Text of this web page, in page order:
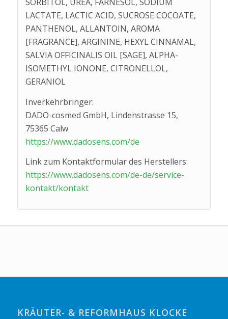
LACTATE, LACTIC ACID, SUCROSE COCOATE,
PANTHENOL, ALLANTOIN, AROMA
[FRAGRANCE], ARGININE, HEXYL CINNAMAL,
SALVIA OFFICINALIS OIL [SAGE], ALPHA-
ISOMETHYL IONONE, CITRONELLOL,
GERANIOL
Inverkehrbringer:
DADO-cosmed GmbH, Lindenstrasse 15,
75365 Calw
https://www.dadosens.com/de
Link zum Kontaktformular des Herstellers:
https://www.dadosens.com/de-de/service-
kontakt/kontakt
KRÄUTER- & REFORMHAUS KLOCKE